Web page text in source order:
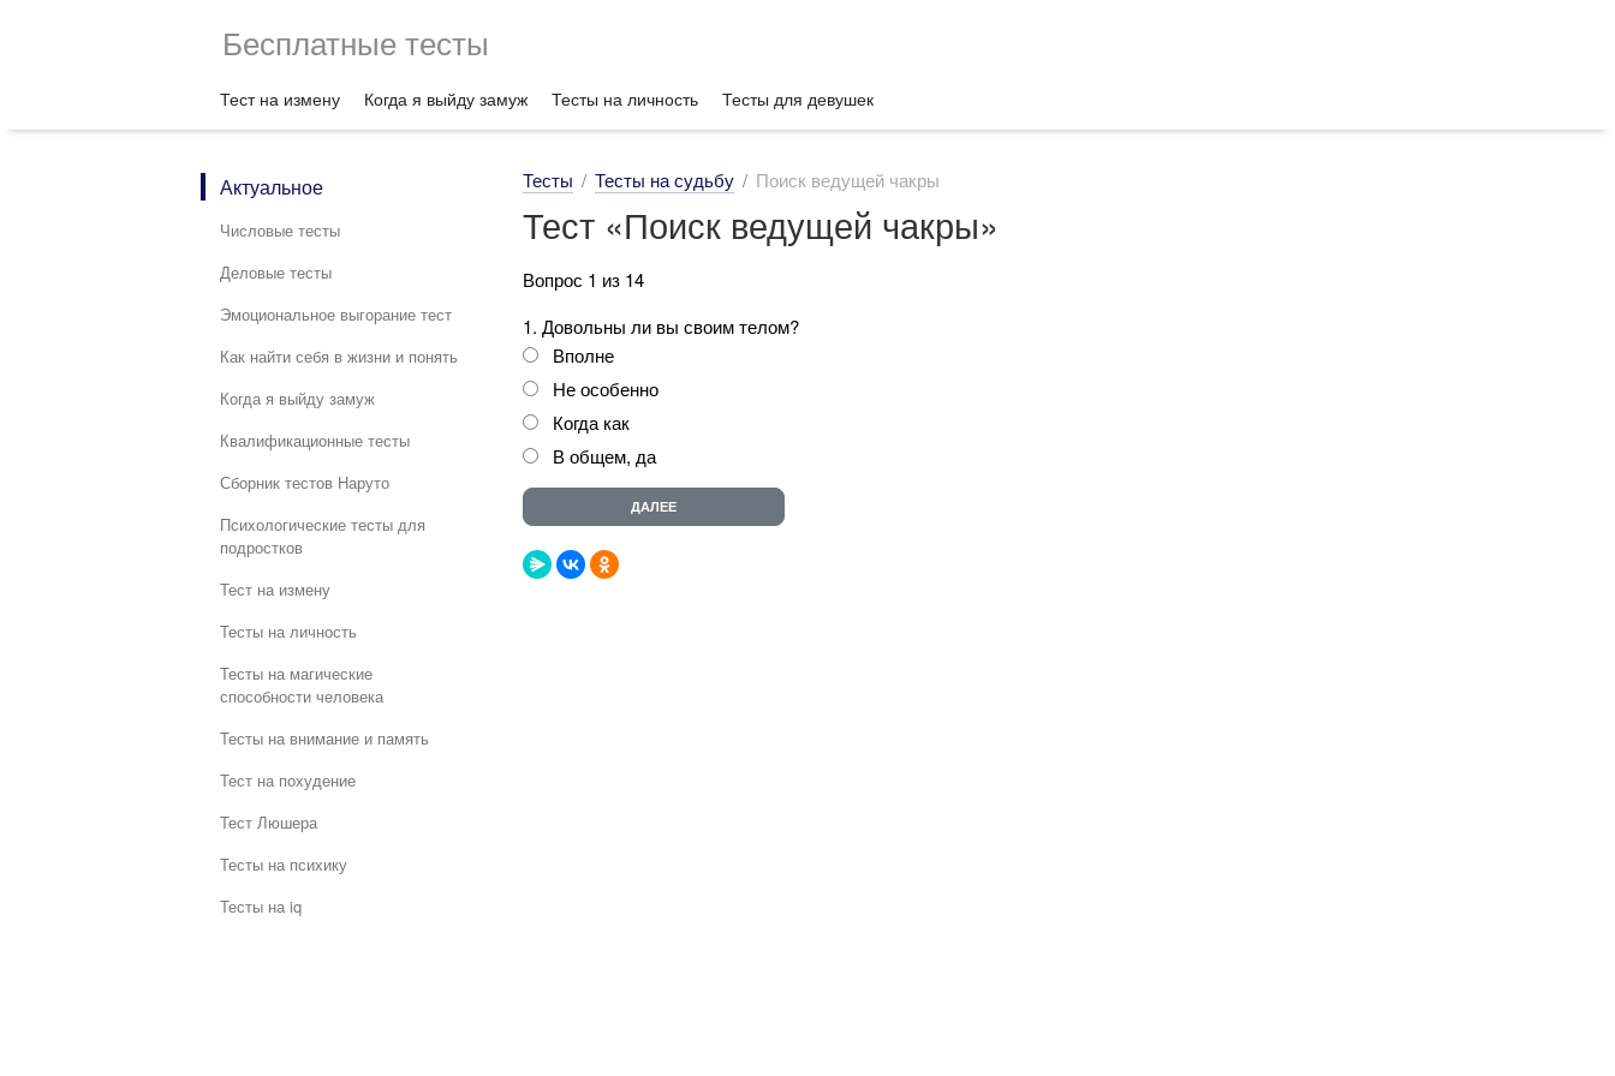
Бесплатные тесты
Тест на измену Когда я выйду замуж Тесты на личность Тесты для девушек
Актуальное
Числовые тесты
Деловые тесты
Эмоциональное выгорание тест
Как найти себя в жизни и понять
Когда я выйду замуж
Квалификационные тесты
Сборник тестов Наруто
Психологические тесты для
подростков
Тест на измену
Тесты на личность
Тесты на магические
способности человека
Тесты на внимание и память
Тест на похудение
Тест Люшера
Тесты на психику
Тесты на iq
Тесты Тесты на судьбу Поиск ведущей чакры
Тест «Поиск ведущей чакры»
Вопрос 1 из 14
1. Довольны ли вы своим телом?
Вполне
Не особенно
Когда как
В общем, да